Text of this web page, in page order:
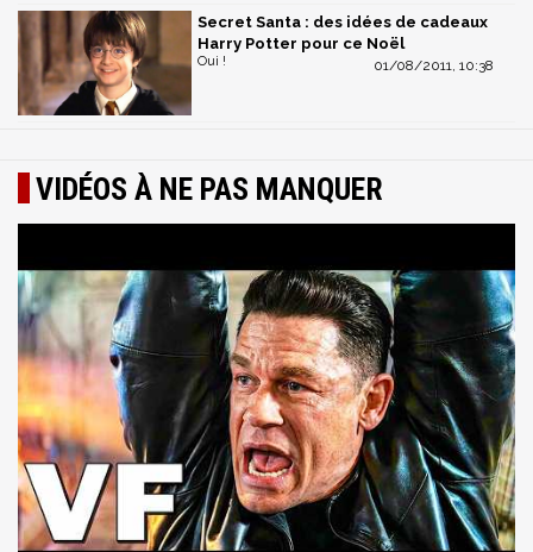
Secret Santa : des idées de cadeaux
Harry Potter pour ce Noël
01/08/2011, 10:38
Oui !
VIDÉOS À NE PAS MANQUER